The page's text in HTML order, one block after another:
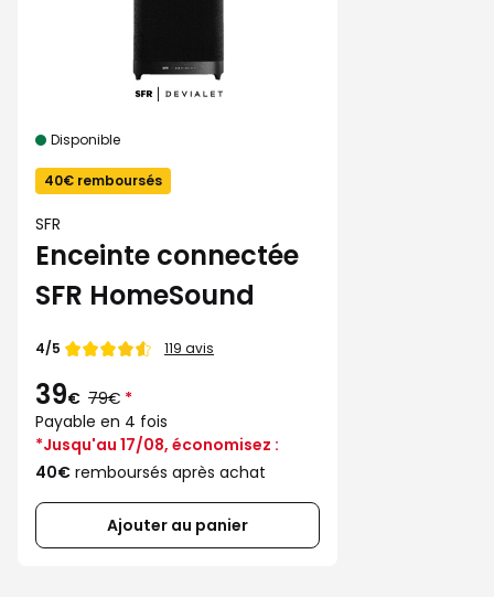
Disponible
40€ remboursés
SFR
Enceinte connectée
SFR HomeSound
Note de
4/5 119 avis
39€ Au
lieu
de
79€ *
Payable en 4 fois
*Jusqu'au 17/08, économisez :
40€ remboursés après achat
Ajouter au panier